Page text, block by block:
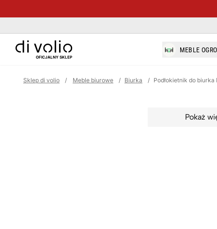
di-volio.com
OFICJALNY SKLEP
MEBLE
Sklep di volio / Meble biurowe / Biurka / Podłokietnik do biurka
Pokaż